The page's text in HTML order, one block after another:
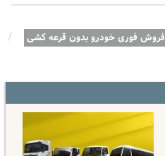
فروش فوری خودرو بدون قرعه کشی /